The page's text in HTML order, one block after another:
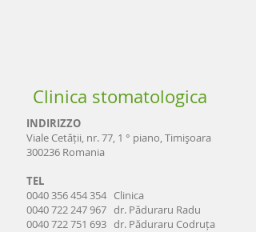
Clinica stomatologica
INDIRIZZO
Viale Cetății, nr. 77, 1 ° piano, Timişoara
300236 Romania
TEL
0040 356 454 354 Clinica
0040 722 247 967 dr. Păduraru Radu
0040 722 751 693 dr. Păduraru Codruța